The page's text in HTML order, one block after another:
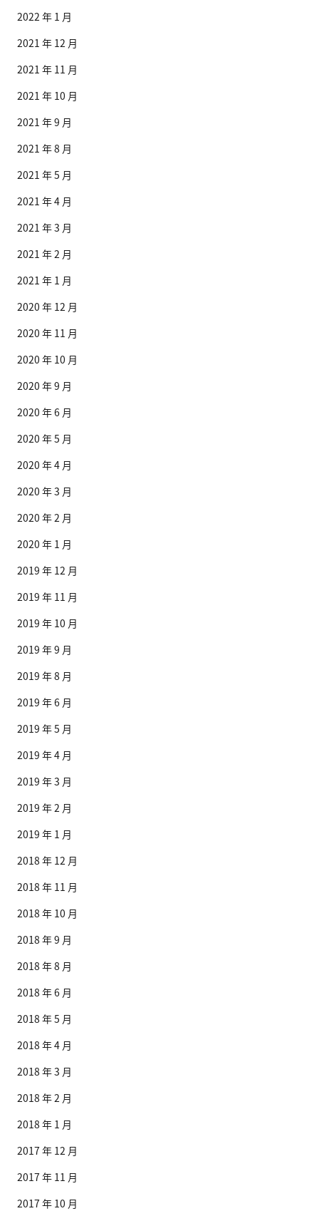
2022 年 1 月
2021 年 12 月
2021 年 11 月
2021 年 10 月
2021 年 9 月
2021 年 8 月
2021 年 5 月
2021 年 4 月
2021 年 3 月
2021 年 2 月
2021 年 1 月
2020 年 12 月
2020 年 11 月
2020 年 10 月
2020 年 9 月
2020 年 6 月
2020 年 5 月
2020 年 4 月
2020 年 3 月
2020 年 2 月
2020 年 1 月
2019 年 12 月
2019 年 11 月
2019 年 10 月
2019 年 9 月
2019 年 8 月
2019 年 6 月
2019 年 5 月
2019 年 4 月
2019 年 3 月
2019 年 2 月
2019 年 1 月
2018 年 12 月
2018 年 11 月
2018 年 10 月
2018 年 9 月
2018 年 8 月
2018 年 6 月
2018 年 5 月
2018 年 4 月
2018 年 3 月
2018 年 2 月
2018 年 1 月
2017 年 12 月
2017 年 11 月
2017 年 10 月